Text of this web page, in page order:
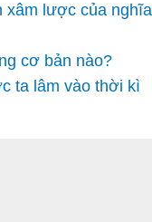
xâm lược của nghĩa
cơ bản nào?
ta lâm vào thời kì